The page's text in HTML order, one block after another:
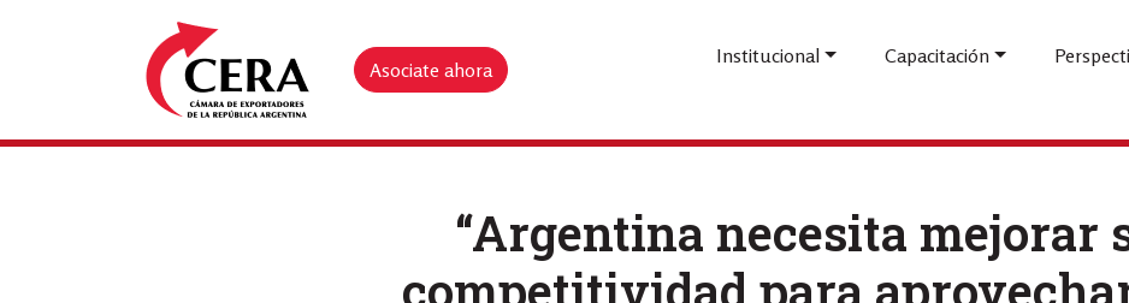
al
Asociate ahora
Institucional Capacitación
“Argentina necesita mejorar